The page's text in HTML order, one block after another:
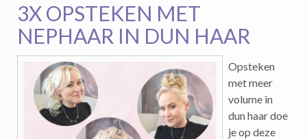
3X OPSTEKEN MET
NEPHAAR IN DUN HAAR
Opsteken
met meer
volume in
dun haar doe
je op deze